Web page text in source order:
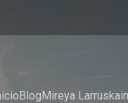
BlogMireya Larruskain